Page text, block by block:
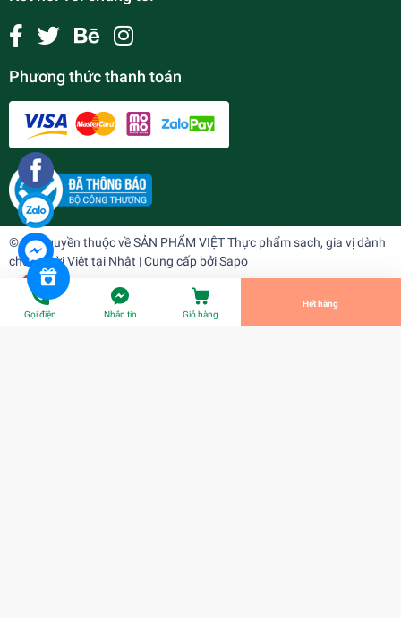
Phương thức thanh toán
© Bản quyền thuộc vềSẢN PHẨM VIỆT Thực phẩm sạch, gia vị dành
cho người Việt tại Nhật | Cung cấp bởiSapo
¥368
undefined
Tiến Hành Thanh Toán
Gọi điện Nhắn tin Giỏ hàng
Hết hàng